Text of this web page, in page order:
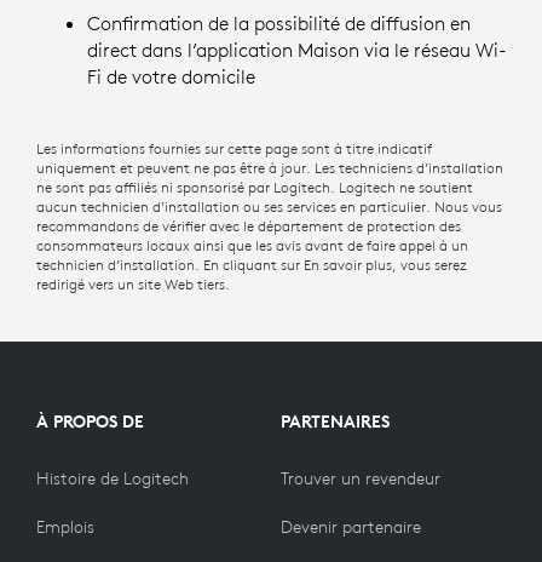
Confirmation de la possibilité de diffusion en
direct dans l’application Maison via le réseau Wi-
Fi de votre domicile
Les informations fournies sur cette page sont à titre indicatif
uniquement et peuvent ne pas être à jour. Les techniciens d’installation
ne sont pas affiliés ni sponsorisé par Logitech. Logitech ne soutient
aucun technicien d’installation ou ses services en particulier. Nous vous
recommandons de vérifier avec le département de protection des
consommateurs locaux ainsi que les avis avant de faire appel à un
technicien d’installation. En cliquant sur En savoir plus, vous serez
redirigé vers un site Web tiers.
À PROPOS DE
Histoire de Logitech
Emplois
PARTENAIRES
Trouver un revendeur
Devenir partenaire